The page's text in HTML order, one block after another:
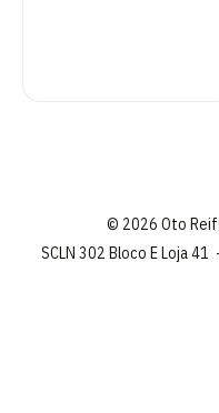
© 2026 Oto
SCLN 302 Bloco E Loja